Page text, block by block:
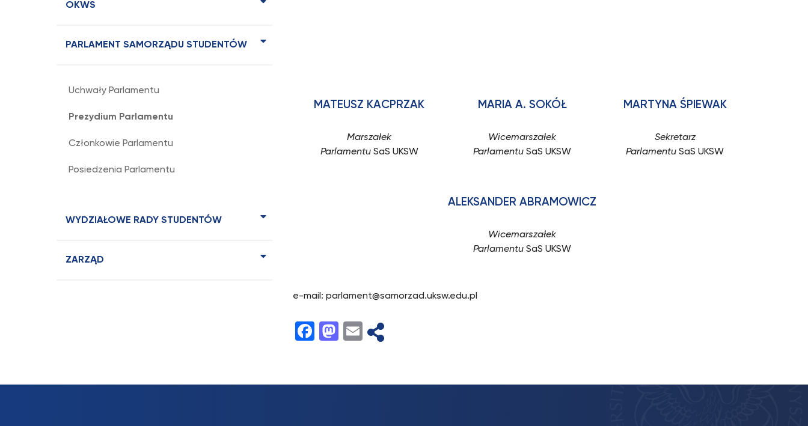
OKWS
PARLAMENT SAMORZĄDU STUDENTÓW
Uchwały Parlamentu
Prezydium Parlamentu
Członkowie Parlamentu
Posiedzenia Parlamentu
WYDZIAŁOWE RADY STUDENTÓW
ZARZĄD
MATEUSZ KACPRZAK
Marszałek
ParlamentuSaS UKSW
MARIA A. SOKÓŁ
Wicemarszałek
Parlamentu SaS UKSW
ALEKSANDER ABRAMOWICZ
Wicemarszałek
Parlamentu SaS UKSW
MARTYNA ŚPIEWAK
Sekretarz
Parlamentu SaS UKSW
e-mail: parlament@samorzad.uksw.edu.pl
Facebook
Mastodon
Email